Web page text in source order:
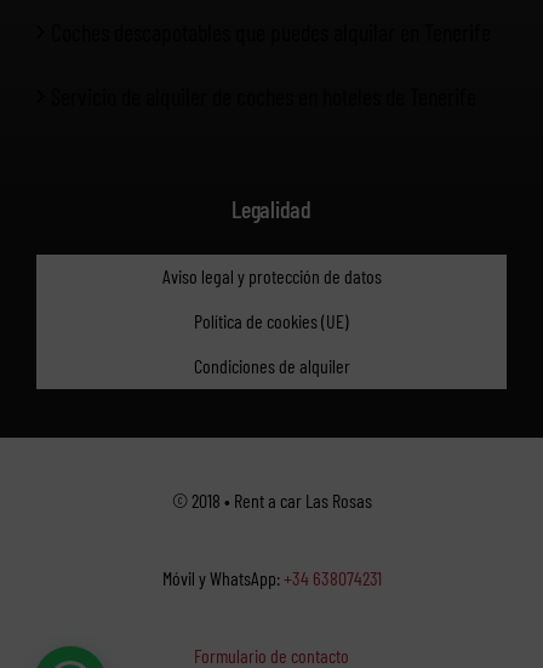
Legalidad
Aviso legal y protección de datos
Política de cookies (UE)
Condiciones de alquiler
© 2018 • Rent a car Las Rosas
Móvil y WhatsApp:+34 638074231
Formulario de contacto